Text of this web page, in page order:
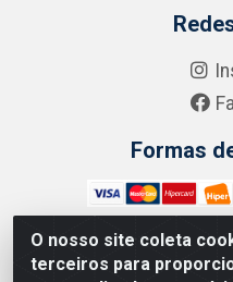
O nosso site coleta
terceiros para
Formas
Zero Grau - Rua